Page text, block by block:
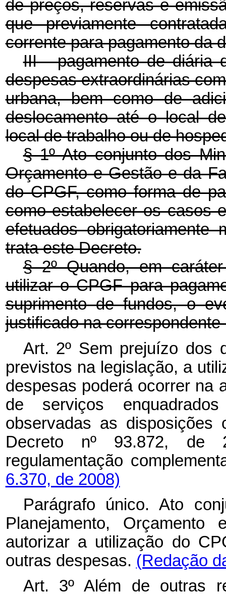
de preços, reservas e
que previamente
corrente para pagamento da
III - pagamento de diária
despesas extraordinárias
urbana, bem como de
deslocamento até o local
local de trabalho ou de
§ 1º Ato conjunto dos
Orçamento e Gestão e da
do CPGF, como forma de
como estabelecer os casos
efetuados
trata este Decreto.
§ 2º Quando, em
utilizar o CPGF para
suprimento de fundos, o
justificado na
Art. 2º Sem prejuízo dos
previstos na legislação, a
despesas poderá ocorrer na
de serviços
observadas as
Decreto nº 93.872,
regulamentação
6.370, de 2008)
Parágrafo único. Ato
Planejamento,
autorizar a utilização do
outras despesas. (Redação
Art. 3º Além de outras